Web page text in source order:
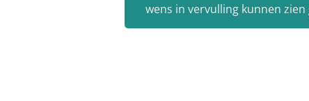
wens in vervulling kunnen zien